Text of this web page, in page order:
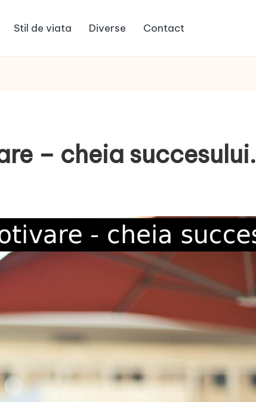
Stil de viata Diverse Contact
– cheia succesului.